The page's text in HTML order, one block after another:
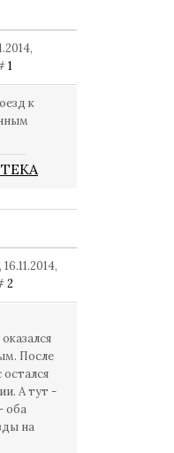
1
к
2
После
остался
А тут -
оба
на